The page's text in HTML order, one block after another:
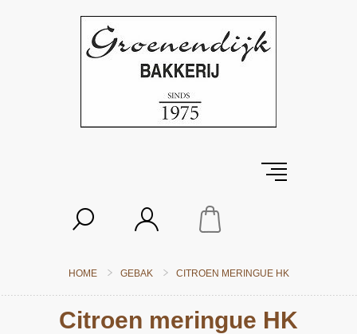
HOME GEBAK CITROEN MERINGUE HK
Citroen meringue HK